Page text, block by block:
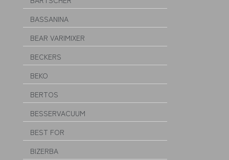
BASSANINA
BEAR VARIMIXER
BECKERS
BEKO
BERTOS
BESSERVACUUM
BEST FOR
BIZERBA